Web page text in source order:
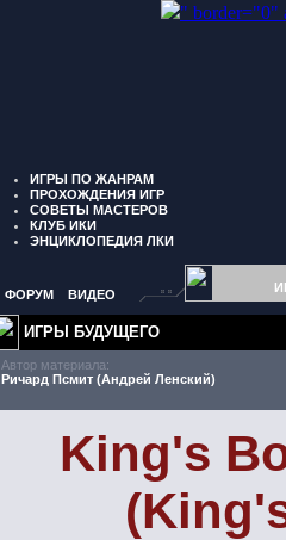
" border="0"
ИГРЫ ПО ЖАНРАМ
ПРОХОЖДЕНИЯ ИГР
СОВЕТЫ МАСТЕРОВ
КЛУБ ИКИ
ЭНЦИКЛОПЕДИЯ ЛКИ
ФОРУМ ВИДЕО
ИГРЫ БУДУЩЕГО
Автор материала:
Ричард Псмит (Андрей Ленский)
King's